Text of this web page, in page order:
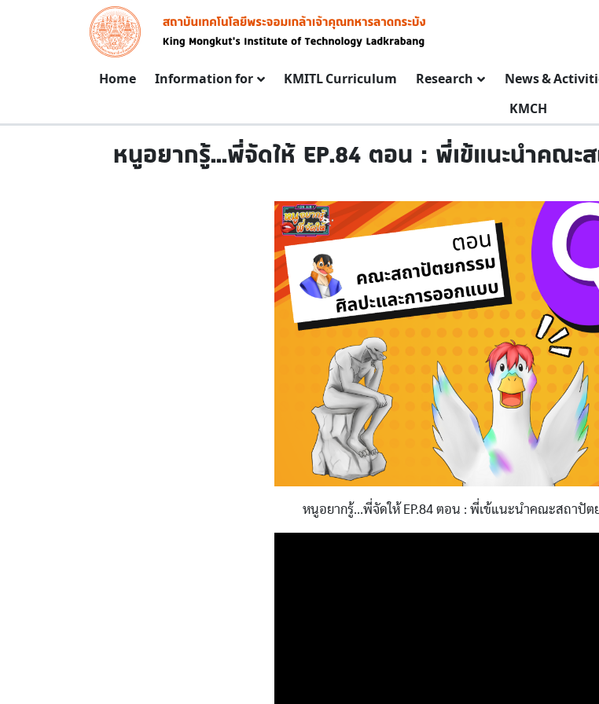
Skip to main content
Image
Main navigation
Home Information for KMITL Curriculum Research News &
KMCH
หนูอยากรู้...พี่จัดให้ EP.84 ตอน : พี่เข้แนะนำคณะ
หนูอยากรู้...พี่จัดให้ EP.84 ตอน : พี่เข้แนะนำคณะสถาปั